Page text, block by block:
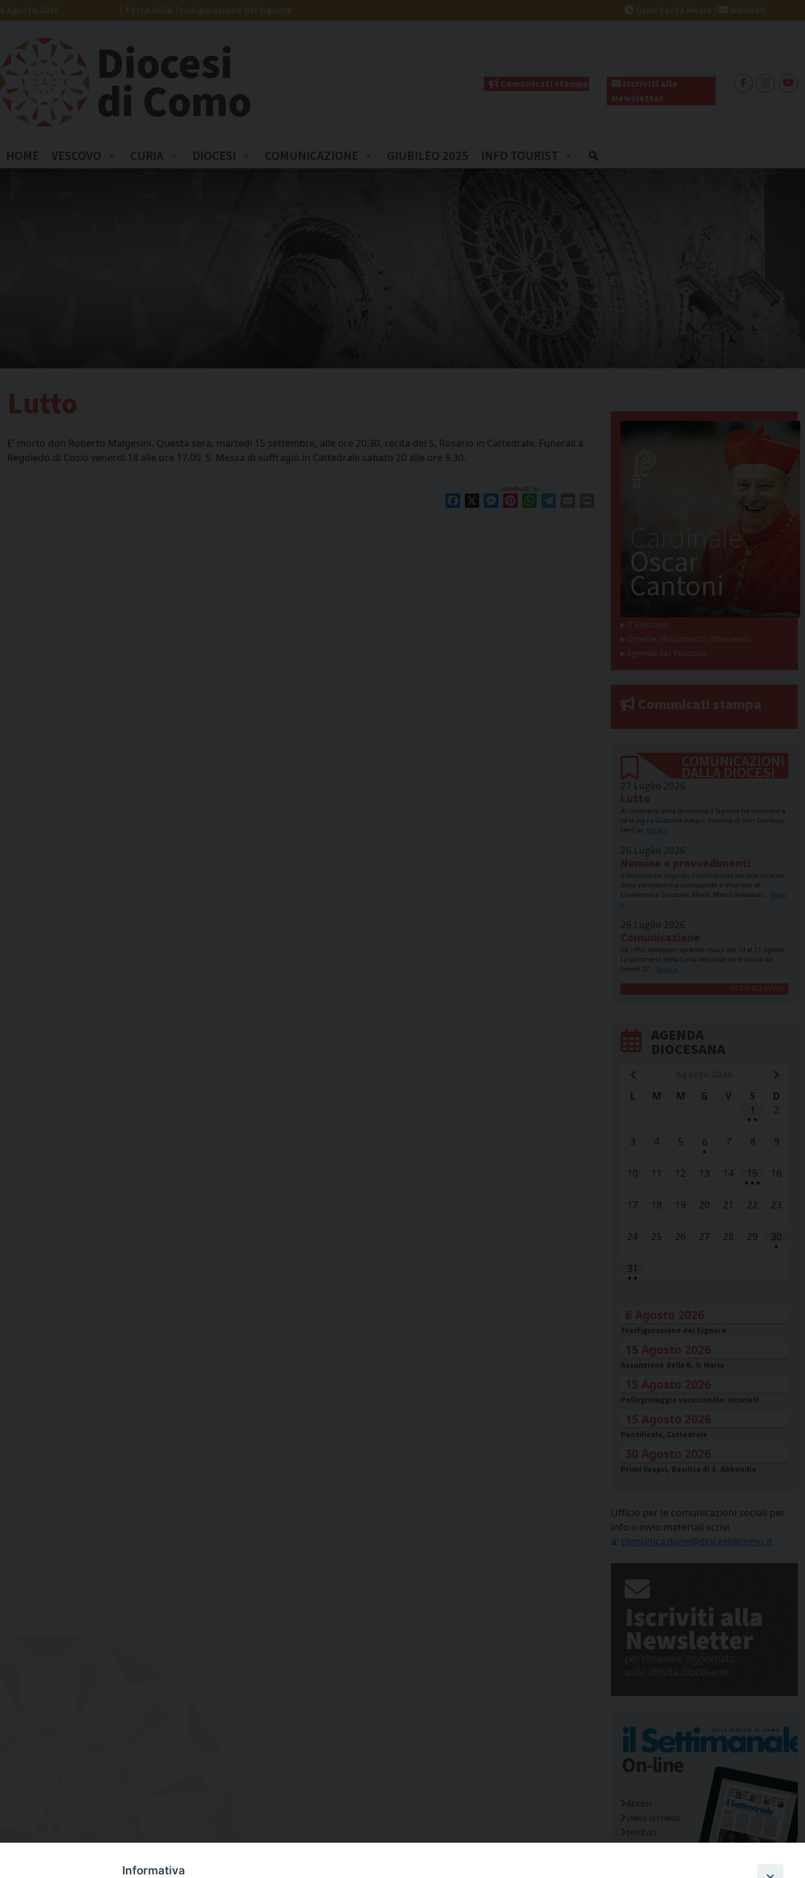
Skip
to
6 Agosto 2026 Festa della Trasfigurazione del Signore Orari Sante Messe | WebMail
Diocesi
di Como Comunicati stampa
Iscriviti alla
Newsletter
HOME VESCOVO CURIA DIOCESI COMUNICAZIONE GIUBILEO 2025 INFO TOURIST
Lutto
E’ morto don Roberto Malgesini. Questa sera, martedì 15 settembre, alle ore 20.30, recita del S, Rosario in Cattedrale. Funerali a
Regoledo di Cosio venerdi 18 alle ore 17.00. S. Messa di suffragio in Cattedrale sabato 20 alle ore 9.30.
condividi su
Facebook Messenger
PinterestWhatsApp
Cardinale
Oscar
Cantoni
Il Vescovo
Omelie, documenti, interventi
Agenda del Vescovo
Comunicati stampa
COMUNICAZIONI
DALLA DIOCESI
27 Luglio 2026
Lutto
Al compiersi della domenica il Signore ha chiamato a
sé la sig.ra Graziella Valgoi, mamma di don Gianluca
Dei Cas. leggi »
26 Luglio 2026
Nomine e provvedimenti
Il Vescovo ha disposto l’unificazione dei due vicariati
della Valchiavenna costituendo il Vicariato di
Chiavenna e Gordona. Mons. Marco Folladori… leggi
»
26 Luglio 2026
Comunicazione
Gli uffici diocesani saranno chiusi dal 10 al 21 agosto.
La portineria della Curia vescovile sarà chiusa da
lunedì 27… leggi »
TUTTI GLI AVVISI
AGENDA
DIOCESANA
L
M M G V S
D
1
• •
2
3 4 5 6
•
7 8 9
10 11 12 13 14 15
• • •
16
17 18 19 20 21 22 23
24 25 26 27 28 29 30
•
31
• •
6 Agosto 2026
Trasfigurazione del Signore
15 Agosto 2026
Assunzione della B. V. Maria
15 Agosto 2026
Pellegrinaggio vocazionale: vicariati
15 Agosto 2026
Pontificale, Cattedrale
30 Agosto 2026
Primi Vespri, Basilica di S. Abbondio
Ufficio per le comunicazioni sociali per
info o invio materiali scrivi
a: comunicazione@diocesidicomo.it
diocesi
vivere la chiesa
territori
mondo/missioni
Informativa